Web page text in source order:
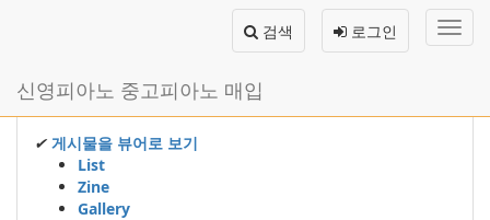
바
기
로그인
검색
신영피아노 중고피아노 매입
✔ 게시물을 뷰어로 보기
List
Zine
Gallery